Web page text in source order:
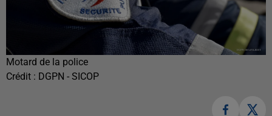
Motard de la police
Crédit : DGPN - SICOP